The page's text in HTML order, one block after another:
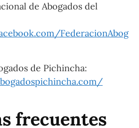
de Abogados del
FederacionAbog
de Pichincha:
frecuentes